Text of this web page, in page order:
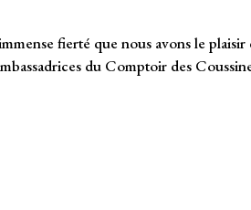
fierté que nous avons le
du Comptoir des